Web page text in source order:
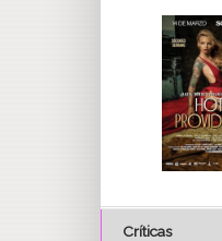
Críticas